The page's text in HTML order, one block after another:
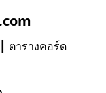
ตารางคอร์ด